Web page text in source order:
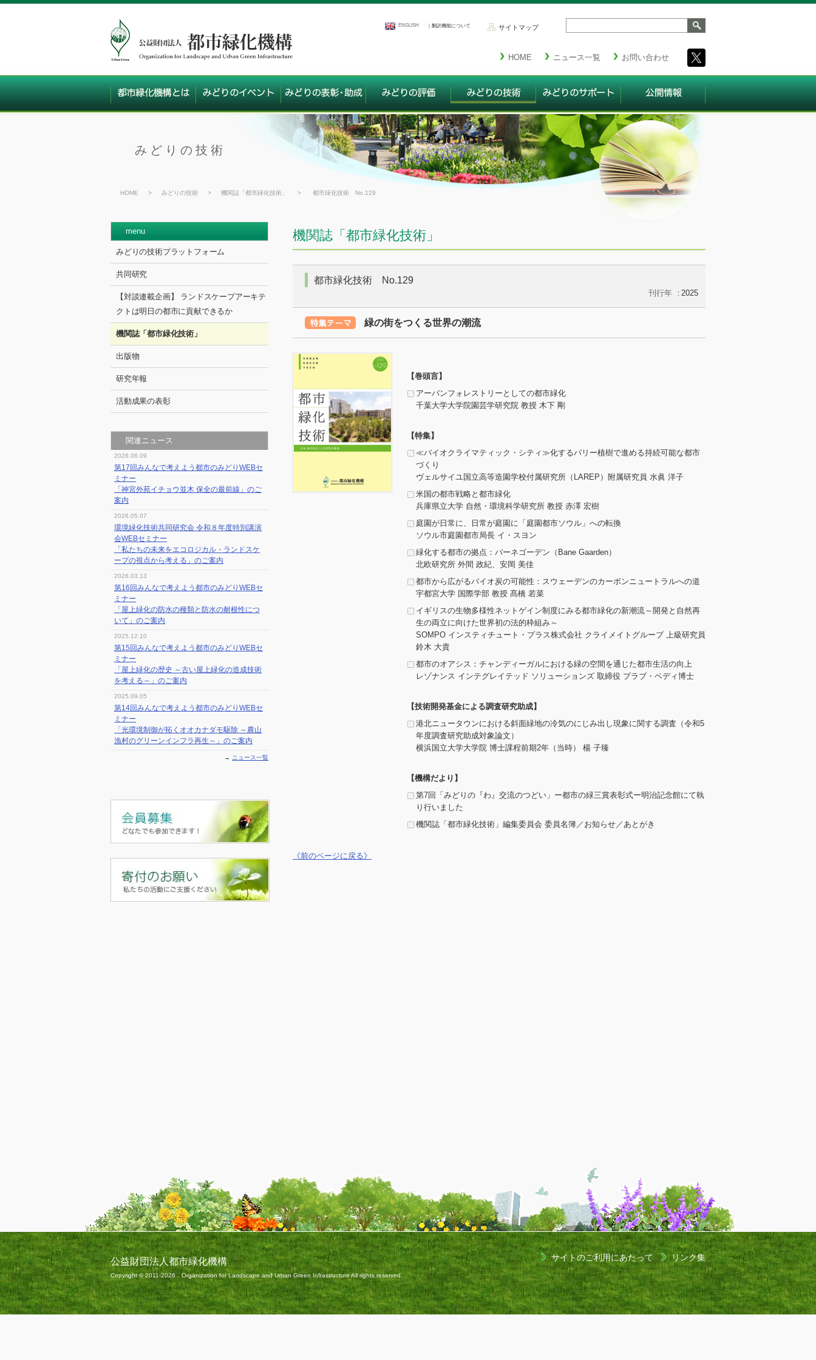
HOME ニュース一覧 お問い合わせ
ENGLISH サイトマップ
｜翻訳機能について
みどりの技術
HOME > みどりの技術 > 機関誌「都市緑化技術」 > 都市緑化技術 No.129
機関誌「都市緑化技術」
都市緑化技術 No.129
2025
緑の街をつくる世界の潮流
【巻頭言】
アーバンフォレストリーとしての都市緑化
千葉大学大学院園芸学研究院 教授 木下 剛
【特集】
≪バイオクライマティック・シティ≫化するパリー植樹で進める持続可能な都市
づくり
ヴェルサイユ国立高等造園学校付属研究所（LAREP）附属研究員 水眞 洋子
米国の都市戦略と都市緑化
兵庫県立大学 自然・環境科学研究所 教授 赤澤 宏樹
庭園が日常に、日常が庭園に「庭園都市ソウル」への転換
ソウル市庭園都市局長 イ・スヨン
緑化する都市の拠点：バーネゴーデン（Bane Gaarden）
北欧研究所 外間 政紀、安岡 美佳
都市から広がるバイオ炭の可能性：スウェーデンのカーボンニュートラルへの道
宇都宮大学 国際学部 教授 髙橋 若菜
イギリスの生物多様性ネットゲイン制度にみる都市緑化の新潮流～開発と自然再
生の両立に向けた世界初の法的枠組み～
SOMPO インスティチュート・プラス株式会社 クライメイトグループ 上級研究員
鈴木 大貴
都市のオアシス：チャンディーガルにおける緑の空間を通じた都市生活の向上
レゾナンス インテグレイテッド ソリューションズ 取締役 プラブ・ベディ博士
【技術開発基金による調査研究助成】
港北ニュータウンにおける斜面緑地の冷気のにじみ出し現象に関する調査（令和5
年度調査研究助成対象論文）
横浜国立大学大学院 博士課程前期2年（当時） 楊 子臻
【機構だより】
第7回「みどりの『わ』交流のつどい」ー都市の緑三賞表彰式ー明治記念館にて執
り行いました
機関誌「都市緑化技術」編集委員会 委員名簿／お知らせ／あとがき
《前のページに戻る》
menu
みどりの技術プラットフォーム
共同研究
【対談連載企画】 ランドスケープアーキテ
クトは明日の都市に貢献できるか
機関誌「都市緑化技術」
出版物
研究年報
活動成果の表彰
関連ニュース
2026.06.09
第17回みんなで考えよう都市のみどりWEBセ
ミナー
「神宮外苑イチョウ並木 保全の最前線」のご
案内
2026.05.07
環境緑化技術共同研究会 令和８年度特別講演
会WEBセミナー
「私たちの未来をエコロジカル・ランドスケ
ープの視点から考える」のご案内
2026.03.13
第16回みんなで考えよう都市のみどりWEBセ
ミナー
「屋上緑化の防水の種類と防水の耐根性につ
いて」のご案内
2025.12.10
第15回みんなで考えよう都市のみどりWEBセ
ミナー
「屋上緑化の歴史 ～古い屋上緑化の造成技術
を考える～」のご案内
2025.09.05
第14回みんなで考えよう都市のみどりWEBセ
ミナー
「光環境制御が拓くオオカナダモ駆除 ～農山
漁村のグリーンインフラ再生～」のご案内
→ ニュース一覧
リンク集
サイトのご利用にあたって
公益財団法人都市緑化機構
Copyright © 2011-2026 Organization for Landscape and Urban Green Infrastructure All rights reserved.